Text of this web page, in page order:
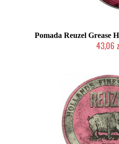
Pomada Reuzel Grease
43,06